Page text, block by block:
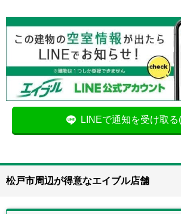
LINEで通知を受け取る
松戸市周辺が得意なエイブル店舗